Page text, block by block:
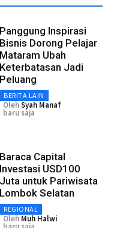
Panggung Inspirasi
Bisnis Dorong Pelajar
Mataram Ubah
Keterbatasan Jadi
Peluang
BERITA LAIN
OlehSyah Manaf
baru saja
Baraca Capital
Investasi USD100
Juta untuk Pariwisata
Lombok Selatan
REGIONAL
Oleh Muh Halwi